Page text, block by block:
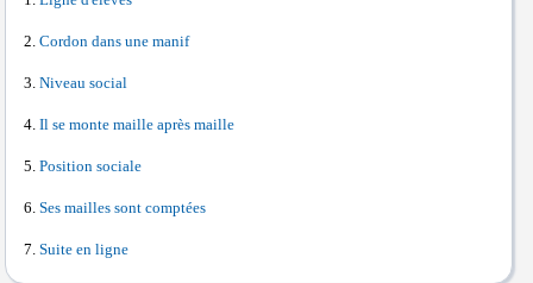
Cordon dans une manif
Niveau social
Il se monte maille après maille
Position sociale
Ses mailles sont comptées
Suite en ligne